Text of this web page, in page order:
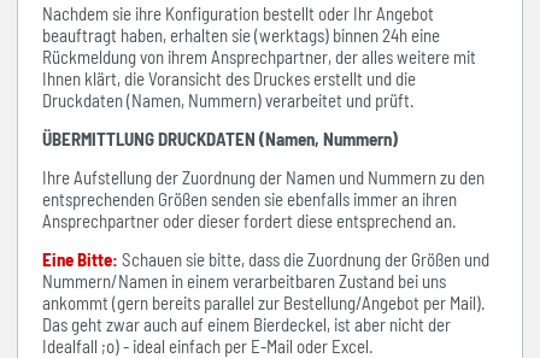
Nachdem sie ihre Konfiguration bestellt oder Ihr Angebot
beauftragt haben, erhalten sie (werktags) binnen 24h eine
Rückmeldung von ihrem Ansprechpartner, der alles weitere mit
Ihnen klärt, die Voransicht des Druckes erstellt und die
Druckdaten (Namen, Nummern) verarbeitet und prüft.
ÜBERMITTLUNG DRUCKDATEN (Namen, Nummern)
Ihre Aufstellung der Zuordnung der Namen und Nummern zu den
entsprechenden Größen senden sie ebenfalls immer an ihren
Ansprechpartner oder dieser fordert diese entsprechend an.
Eine Bitte: Schauen sie bitte, dass die Zuordnung der Größen und
Nummern/Namen in einem verarbeitbaren Zustand bei uns
ankommt (gern bereits parallel zur Bestellung/Angebot per Mail).
Das geht zwar auch auf einem Bierdeckel, ist aber nicht der
Idealfall ;o) - ideal einfach per E-Mail oder Excel.